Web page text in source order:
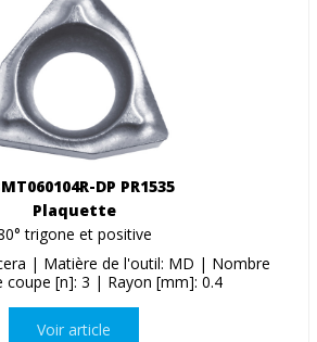
DP PR1535
Plaquette
trigone et positive
| Matière de l'outil: MD | Nombre
coupe [n]: 3 | Rayon [mm]: 0.4
Voir article